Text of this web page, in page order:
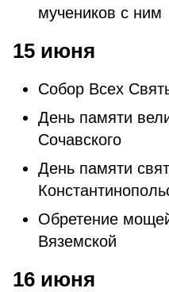
мучеников с ним
15 июня
Собор Всех
День памяти
Сочавского
День памяти
Обретение
Вяземской
16 июня